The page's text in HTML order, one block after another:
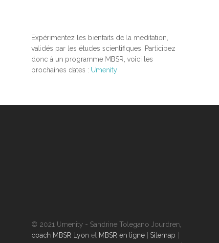
Expérimentez les bienfaits de la méditation,
validés par les études scientifiques. Participez
donc à un programme MBSR, voici les
prochaines dates : Umenity
© 2021 Umenity - Sandrine Tolegano Jourdren,
coach MBSR Lyon et MBSR en ligne Sitemap